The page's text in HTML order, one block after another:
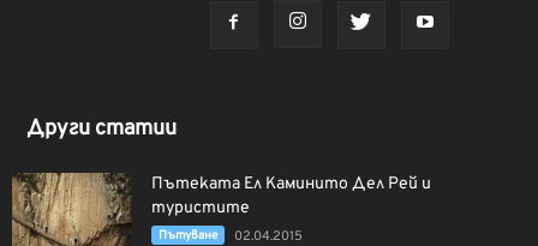
Други статии
Пътеката Ел Каминито Дел Рей и
туристите
Пътуване 02.04.2015